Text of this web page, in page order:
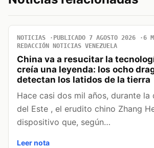
NOTICIAS PUBLICADO 7 AGOSTO 2026
6
REDACCIÓN NOTICIAS VENEZUELA
China va a resucitar la
creía una leyenda: los ocho
detectan los latidos de la tierra
Hace casi dos mil años, durante la
del Este , el erudito chino Zhang
dispositivo que, según…
Leer nota